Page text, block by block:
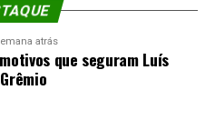
atrás
que seguram Luís